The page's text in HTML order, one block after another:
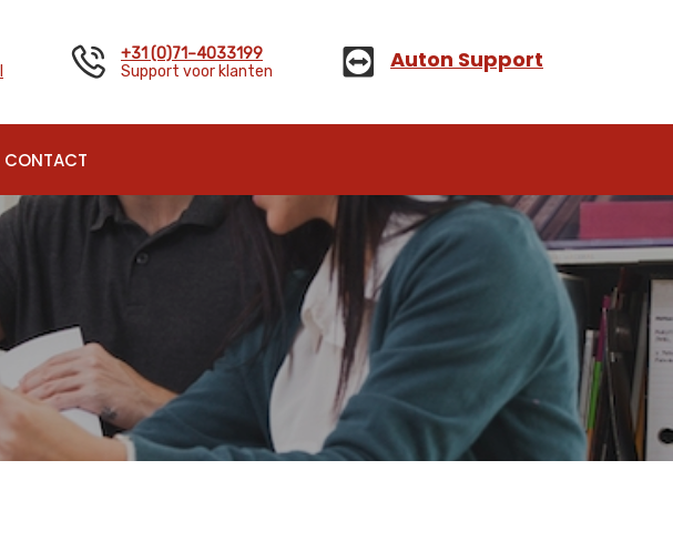
Auton Support
+31 (0)71–4033199
Support voor klanten
CONTACT